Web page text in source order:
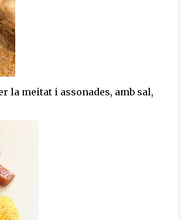
la meitat i assonades, amb sal,